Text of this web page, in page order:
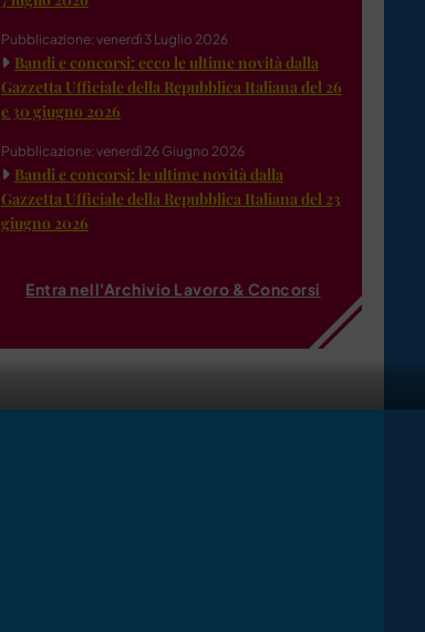
Pubblicazione: venerdì 3 Luglio 2026
Bandi e concorsi: ecco le ultime novità dalla
Gazzetta Ufficiale della Repubblica Italiana del 26
e 30 giugno 2026
Pubblicazione: venerdì 26 Giugno 2026
Bandi e concorsi: le ultime novità dalla
Gazzetta Ufficiale della Repubblica Italiana del 23
giugno 2026
Entra nell'Archivio Lavoro & Concorsi